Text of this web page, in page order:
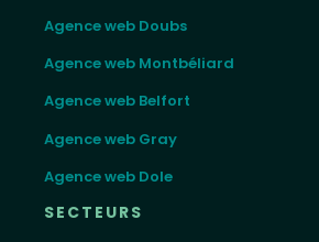
Agence web Doubs
Agence web Montbéliard
Agence web Belfort
Agence web Gray
Agence web Dole
SECTEURS